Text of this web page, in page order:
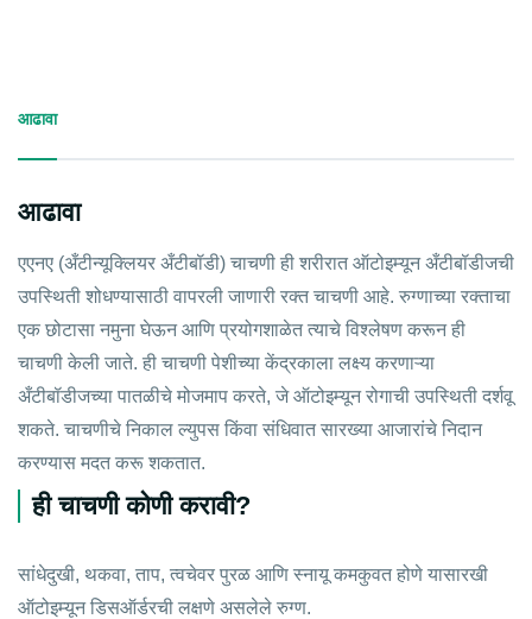
आढावा
आढावा
एएनए (अँटीन्यूक्लियर अँटीबॉडी) चाचणी ही शरीरात ऑटोइम्यून अँटीबॉडीजची
उपस्थिती शोधण्यासाठी वापरली जाणारी रक्त चाचणी आहे. रुग्णाच्या रक्ताचा
एक छोटासा नमुना घेऊन आणि प्रयोगशाळेत त्याचे विश्लेषण करून ही
चाचणी केली जाते. ही चाचणी पेशीच्या केंद्रकाला लक्ष्य करणाऱ्या
अँटीबॉडीजच्या पातळीचे मोजमाप करते, जे ऑटोइम्यून रोगाची उपस्थिती दर्शवू
शकते. चाचणीचे निकाल ल्युपस किंवा संधिवात सारख्या आजारांचे निदान
करण्यास मदत करू शकतात.
ही चाचणी कोणी करावी?
सांधेदुखी, थकवा, ताप, त्वचेवर पुरळ आणि स्नायू कमकुवत होणे यासारखी
ऑटोइम्यून डिसऑर्डरची लक्षणे असलेले रुग्ण.